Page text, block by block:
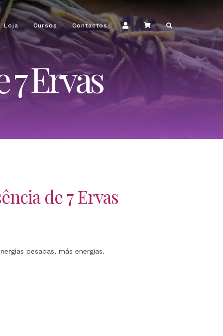
Loja Cursos Contactos
Ervas
de 7 Ervas
pesadas, más energias.